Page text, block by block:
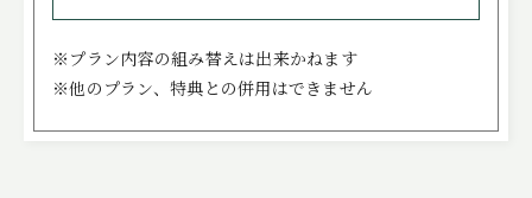
※プラン内容の組み替えは出来かねます
※他のプラン、特典との併用はできません